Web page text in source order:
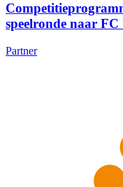
speelronde naar
Partner